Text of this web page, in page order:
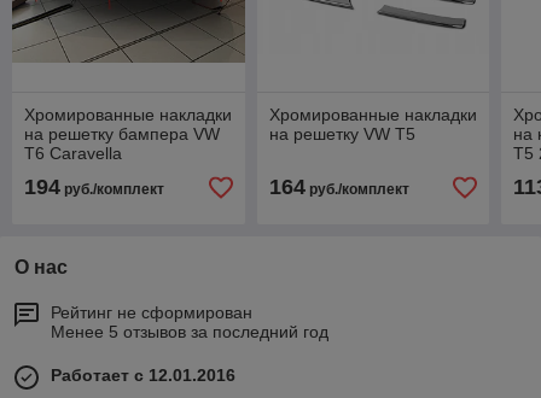
Хромированные накладки
на решетку бампера VW
T6 Caravella
194 руб./комплект
Хромированные накладки
на решетку VW T5
164руб./комплект
на
T5
О нас
Рейтинг не сформирован
Менее 5 отзывов за последний год
Работает с 12.01.2016